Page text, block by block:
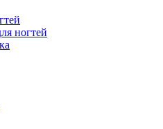
ногтей